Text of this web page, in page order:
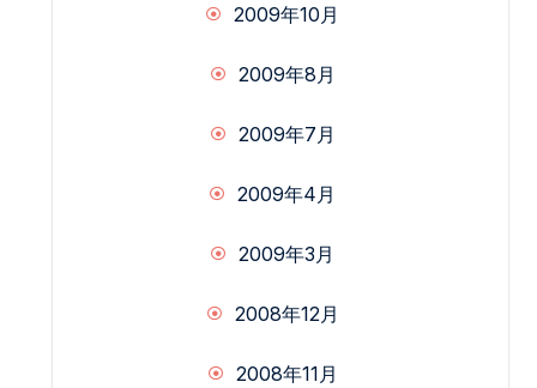
2009年10月
2009年8月
2009年7月
2009年4月
2009年3月
2008年12月
2008年11月